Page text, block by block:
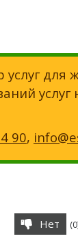
для
90,
Нет (0